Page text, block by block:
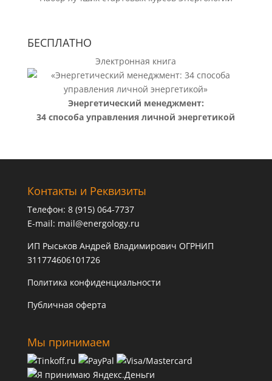
БЕСПЛАТНО
Электронная книга
Энергетический менеджмент:
34 способа управления личной энергетикой
Контакты и Реквизиты
Телефон: 8 (915) 064-7737
E-mail: mail@energology.ru
ИП Рыськов Андрей Владимирович ОГРНИП
311774606101726
Политика конфиденциальности
Публичная оферта
Мы принимаем